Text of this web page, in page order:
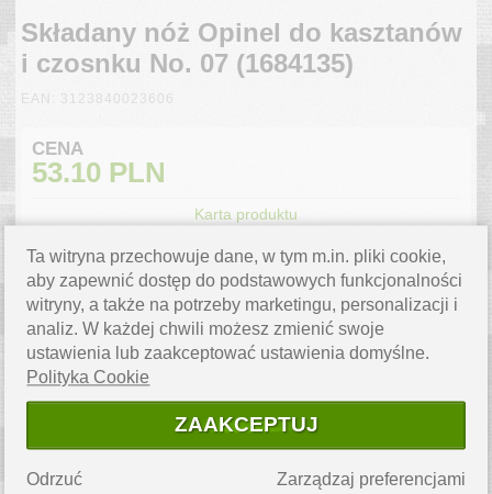
Składany nóż Opinel do kasztanów
i czosnku No. 07 (1684135)
EAN: 3123840023606
CENA
53.10 PLN
Karta produktu
ILOŚĆ SZT.
DO KOSZYKA
ZAPYTAJ O PRODUKT
Masz pytanie? Napisz do nas,
Ta witryna przechowuje dane, w tym m.in. pliki cookie,
aby zapewnić dostęp do podstawowych funkcjonalności
witryny, a także na potrzeby marketingu, personalizacji i
analiz. W każdej chwili możesz zmienić swoje
ustawienia lub zaakceptować ustawienia domyślne.
Polityka Cookie
ZAAKCEPTUJ
Zarządzaj preferencjami
Odrzuć